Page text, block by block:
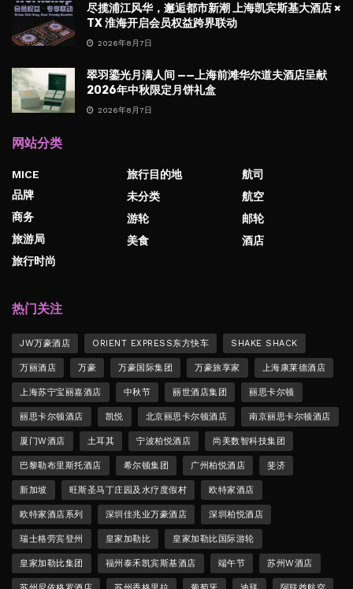
尽揽浦江风华，邂逅都市新潮 上海凯宾斯基大酒店 ×
TX 淮海开启会员权益跨界联动
2026年8月7日
翠羽鎏光月满人间 ——上海前滩华尔道夫酒店呈献
2026年中秋限定月饼礼盒
2026年8月7日
网站分类
MICE
品牌
商务
旅游局
旅行时尚
旅行目的地
未分类
游轮
美食
航司
航空
邮轮
酒店
热门关注
JW万豪酒店 ORIENT EXPRESS东方快车 SHAKE SHACK
万丽酒店 万豪 万豪国际集团 万豪旅享家 上海康莱德酒店
上海苏宁宝丽嘉酒店 中秋节 丽世酒店集团 丽思卡尔顿
丽思卡尔顿酒店 凯悦 北京丽思卡尔顿酒店 南京丽思卡尔顿酒店
厦门W酒店 土耳其 宁波柏悦酒店 尚美数智科技集团
巴黎勒布里斯托酒店 希尔顿集团 广州柏悦酒店 斐济
新加坡 旺斯圣马丁庄园及水疗度假村 欧特家酒店
欧特家酒店系列 深圳佳兆业万豪酒店 深圳柏悦酒店
瑞士格劳宾登州 皇家加勒比 皇家加勒比国际游轮
皇家加勒比集团 福州泰禾凯宾斯基酒店 端午节 苏州W酒店